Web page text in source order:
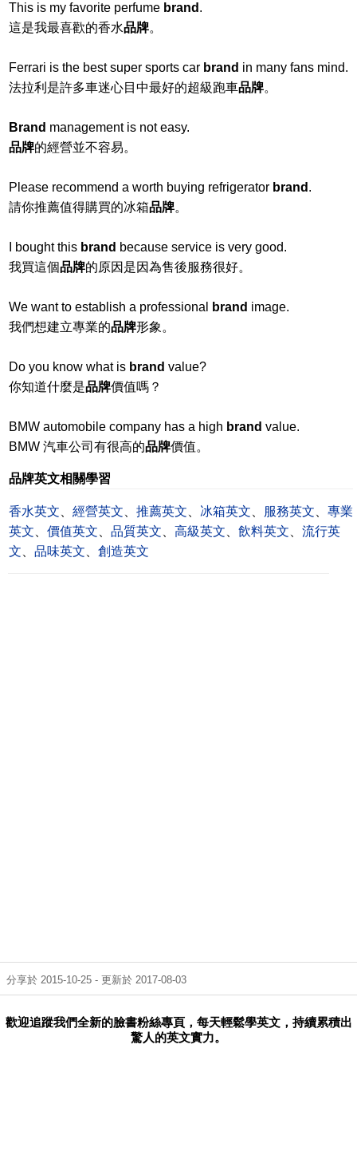
This is my favorite perfume brand .
這是我最喜歡的香水品牌。
Ferrari is the best super sports car brand in many fans mind.
法拉利是許多車迷心目中最好的超級跑車品牌。
Brand management is not easy.
品牌的經營並不容易。
Please recommend a worth buying refrigerator brand .
請你推薦值得購買的冰箱品牌。
I bought this brand because service is very good.
我買這個品牌的原因是因為售後服務很好。
We want to establish a professional brand image.
我們想建立專業的品牌形象。
Do you know what is brand value?
你知道什麼是品牌價值嗎？
BMW automobile company has a high brand value.
BMW 汽車公司有很高的品牌價值。
品牌英文相關學習
香水英文 經營英文 推薦英文 冰箱英文 服務英文
專業
英文
價值英文 品質英文 高級英文 飲料英文
流行英
文
品味英文 創造英文
分享於 2015-10-25 - 更新於 2017-08-03
歡迎追蹤我們全新的臉書粉絲專頁，每天輕鬆學英文，持續累積出
驚人的英文實力。